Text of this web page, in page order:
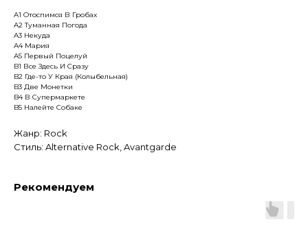
A1 Отоспимся В Гробах
A2 Туманная Погода
A3 Некуда
A4 Мария
A5 Первый Поцелуй
B1 Все Здесь И Сразу
B2 Где-то У Края (Колыбельная)
B3 Две Монетки
B4 В Супермаркете
B5 Налейте Собаке
Жанр: Rock
Стиль: Alternative Rock, Avantgarde
Рекомендуем